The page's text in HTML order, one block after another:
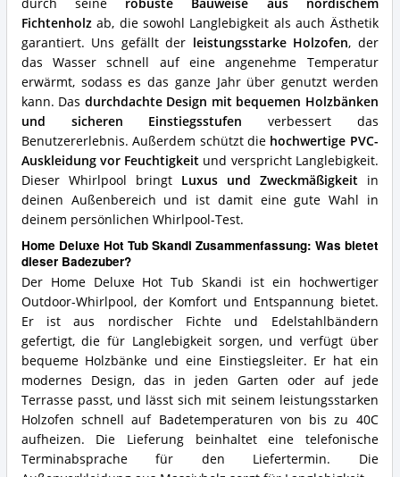
durch seine robuste Bauweise aus nordischem
Fichtenholzab, die sowohl Langlebigkeit als auch Ästhetik
garantiert. Uns gefällt der leistungsstarke Holzofen, der
das Wasser schnell auf eine angenehme Temperatur
erwärmt, sodass es das ganze Jahr über genutzt werden
kann. Das durchdachte Design mit bequemen Holzbänken
und sicheren Einstiegsstufen verbessert das
Benutzererlebnis. Außerdem schützt die hochwertige PVC-
Auskleidung vor Feuchtigkeit und verspricht Langlebigkeit.
Dieser Whirlpool bringt Luxus und Zweckmäßigkeitin
deinen Außenbereich und ist damit eine gute Wahl in
deinem persönlichen Whirlpool-Test.
Home Deluxe Hot Tub Skandi Zusammenfassung: Was bietet
dieser Badezuber?
Der Home Deluxe Hot Tub Skandi ist ein hochwertiger
Outdoor-Whirlpool, der Komfort und Entspannung bietet.
Er ist aus nordischer Fichte und Edelstahlbändern
gefertigt, die für Langlebigkeit sorgen, und verfügt über
bequeme Holzbänke und eine Einstiegsleiter. Er hat ein
modernes Design, das in jeden Garten oder auf jede
Terrasse passt, und lässt sich mit seinem leistungsstarken
Holzofen schnell auf Badetemperaturen von bis zu 40C
aufheizen. Die Lieferung beinhaltet eine telefonische
Terminabsprache für den Liefertermin. Die
diesen
Badezuber?